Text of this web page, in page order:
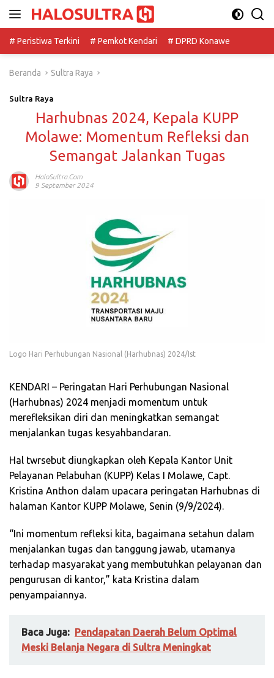
# Peristiwa Terkini
# Pemkot Kendari # DPRD Konawe
Beranda Sultra Raya
Sultra Raya
Harhubnas 2024, Kepala KUPP
Molawe: Momentum Refleksi dan
Semangat Jalankan Tugas
HaloSultra.com
9 September 2024
Logo Hari Perhubungan Nasional (Harhubnas) 2024/Ist
KENDARI – Peringatan Hari Perhubungan Nasional
(Harhubnas) 2024 menjadi momentum untuk
merefleksikan diri dan meningkatkan semangat
menjalankan tugas kesyahbandaran.
Hal twrsebut diungkapkan oleh Kepala Kantor Unit
Pelayanan Pelabuhan (KUPP) Kelas I Molawe, Capt.
Kristina Anthon dalam upacara peringatan Harhubnas di
halaman Kantor KUPP Molawe, Senin (9/9/2024).
“Ini momentum refleksi kita, bagaimana setahun dalam
menjalankan tugas dan tanggung jawab, utamanya
terhadap masyarakat yang membutuhkan pelayanan dan
pengurusan di kantor,” kata Kristina dalam
penyampaiannya.
Baca Juga: Pendapatan Daerah Belum Optimal
Meski Belanja Negara di Sultra Meningkat